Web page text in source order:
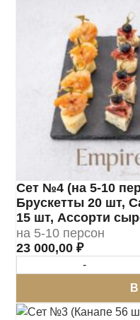
Сет №4 (на 5-10
Брускетты 20 шт,
15 шт, Ассорти
на 5-10 персон
23 000,00₽
-